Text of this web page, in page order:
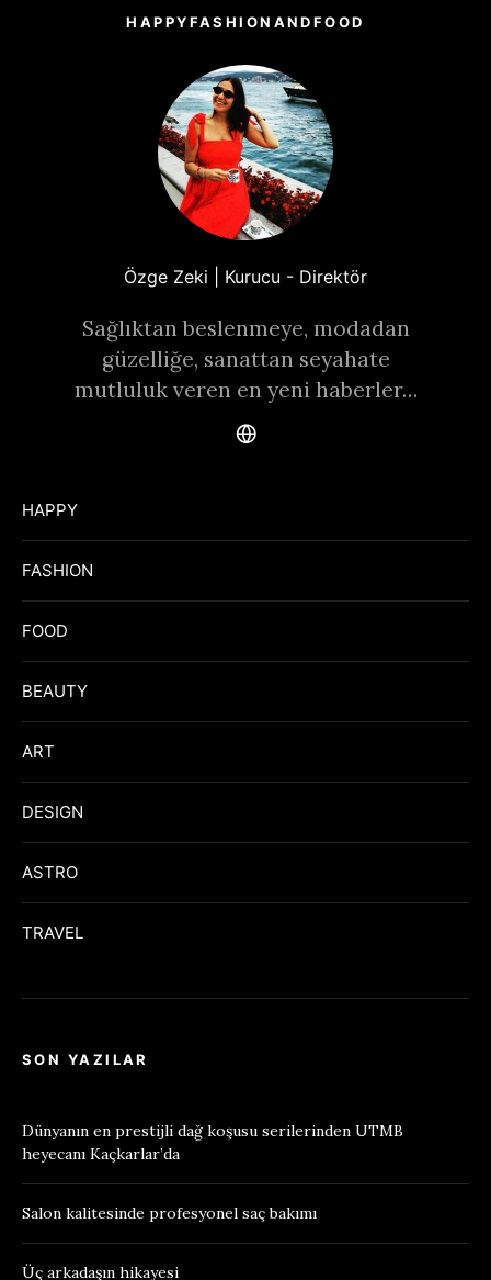
HAPPYFASHIONANDFOOD
Özge Zeki | Kurucu - Direktör
Sağlıktan beslenmeye, modadan
güzelliğe, sanattan seyahate
mutluluk veren en yeni haberler…
HAPPY
FASHION
FOOD
BEAUTY
ART
DESIGN
ASTRO
TRAVEL
SON YAZILAR
Dünyanın en prestijli dağ koşusu serilerinden UTMB
heyecanı Kaçkarlar’da
Salon kalitesinde profesyonel saç bakımı
Üç arkadaşın hikayesi